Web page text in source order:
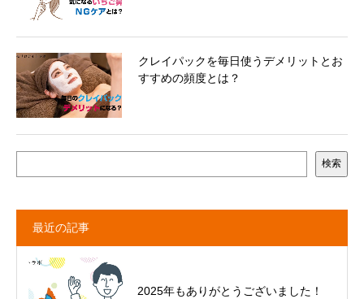
クレイパックを毎日使うデメリットとお
すすめの頻度とは？
検索
最近の記事
2025年もありがとうございました！